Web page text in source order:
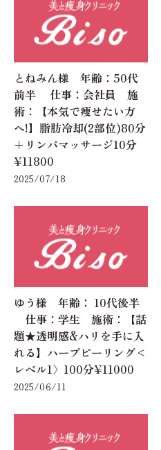
とねみん様 年齢：50代
前半 仕事：会社員 施
術：【本気で痩せたい方
へ!】脂肪冷却(2部位)80分
+リンパマッサージ10分
¥11800
2025/07/18
ゆう様 年齢： 10代後半
仕事：学生 施術：【話
題★透明感&ハリを手に入
れる】ハーブピーリング<
レベル1〉100分¥11000
2025/06/11